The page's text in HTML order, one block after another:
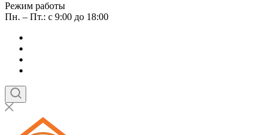
Режим работы
Пн. – Пт.: с 9:00 до 18:00